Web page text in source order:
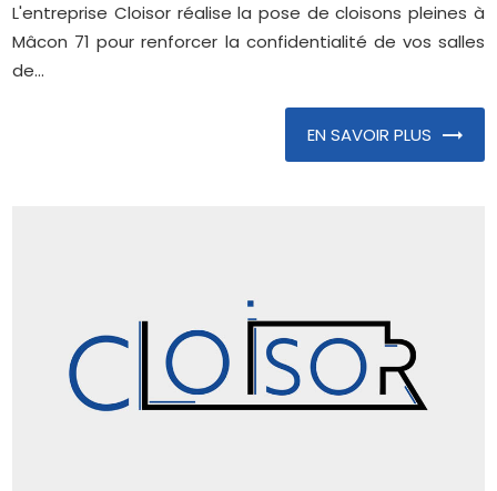
L'entreprise Cloisor réalise la pose de cloisons pleines à
Mâcon 71 pour renforcer la confidentialité de vos salles
de...
EN SAVOIR PLUS